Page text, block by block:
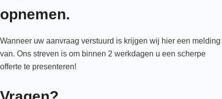
opnemen.
Wanneer uw aanvraag verstuurd is krijgen wij hier een melding
van. Ons streven is om binnen 2 werkdagen u een scherpe
offerte te presenteren!